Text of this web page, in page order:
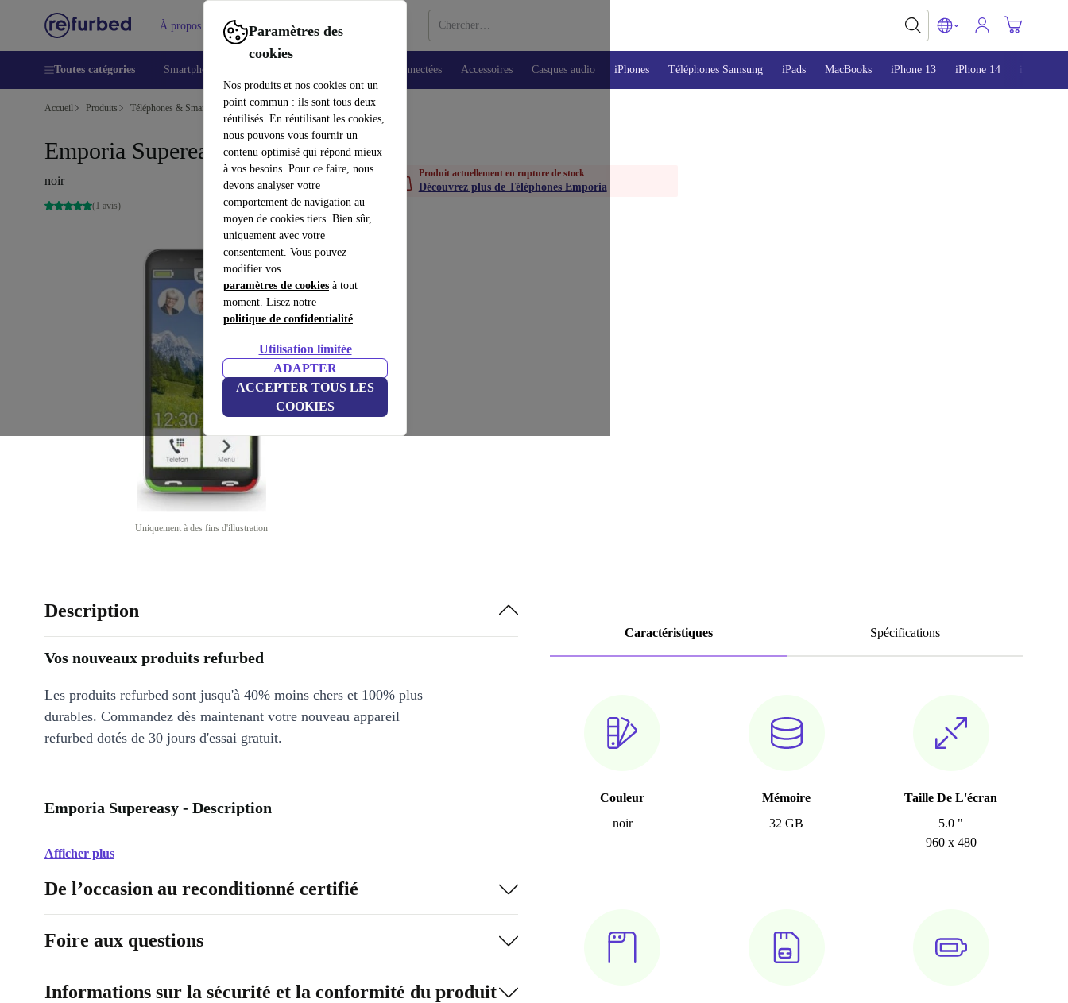
Paramètres des
cookies
Nos produits et nos cookies ont un
point commun : ils sont tous deux
réutilisés. En réutilisant les cookies,
nous pouvons vous fournir un
contenu optimisé qui répond mieux
à vos besoins. Pour ce faire, nous
devons analyser votre
comportement de navigation au
moyen de cookies tiers. Bien sûr,
uniquement avec votre
consentement. Vous pouvez
modifier vos
paramètres de cookies à tout
moment. Lisez notre
politique de confidentialité.
Utilisation limitée
ADAPTER
ACCEPTER TOUS LES
COOKIES
À propos Aide
Toutes catégories Smartphones Montres connectées Accessoires Casques audio iPhones Téléphones Samsung iPads MacBooks iPhone 13 iPhone 14 iPhone 15
Accueil Produits Téléphones & Smartphones Téléphones Emporia
Emporia Supereasy
noir
(1 avis)
Uniquement à des fins d'illustration
Produit actuellement en rupture de stock
Découvrez plus de Téléphones Emporia
Caractéristiques Spécifications
Couleur
noir
Mémoire
32 GB
Taille De L'écran
5.0 "
960 x 480
Description
Vos nouveaux produits refurbed
Les produits refurbed sont jusqu'à 40% moins chers et 100% plus
durables. Commandez dès maintenant votre nouveau appareil
refurbed dotés de 30 jours d'essai gratuit.
Emporia Supereasy - Description
Afficher plus
De l’occasion au reconditionné certifié
Foire aux questions
Informations sur la sécurité et la conformité du produit